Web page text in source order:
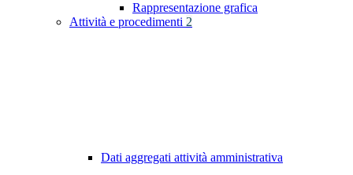
Rappresentazione grafica
Attività e procedimenti 2
Dati aggregati attività amministrativa